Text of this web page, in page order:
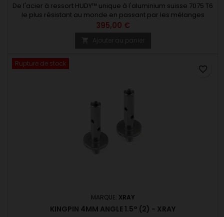
De l'acier à ressort HUDY™ unique à l'aluminium suisse 7075 T6
le plus résistant au monde en passant par les mélanges
composites secrets de XRAY et les matériaux graphites haut
395,00 €
Rupture de stock
MARQUE: XRAY
KINGPIN 4MM ANGLE 1.5° (2) - XRAY
favorite_border